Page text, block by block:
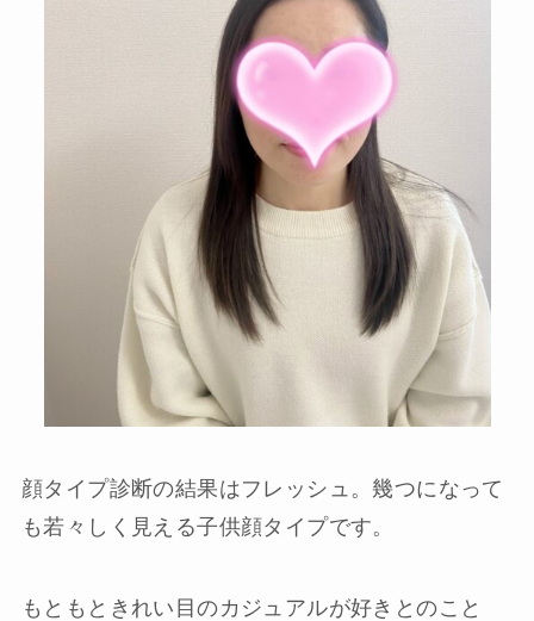
顔タイプ診断の結果はフレッシュ。幾つになって
も若々しく見える子供顔タイプです。
もともときれい目のカジュアルが好きとのこと